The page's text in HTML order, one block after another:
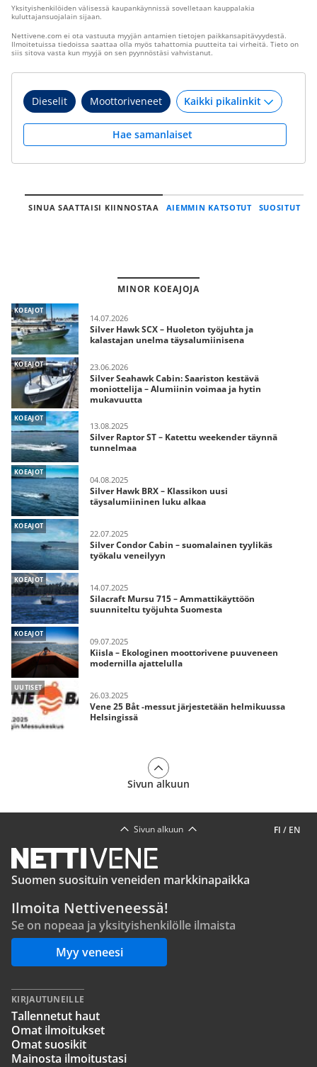
Yksityishenkilöiden välisessä kaupankäynnissä sovelletaan kauppalakia
kuluttajansuojalain sijaan.
Nettivene.com ei ota vastuuta myyjän antamien tietojen paikkansapitävyydestä.
Ilmoitetuissa tiedoissa saattaa olla myös tahattomia puutteita tai virheitä. Tieto on
siis sitova vasta kun myyjä on sen pyynnöstäsi vahvistanut.
Dieselit Moottoriveneet
Hae samanlaiset
SINUA SAATTAISI KIINNOSTAA AIEMMIN KATSOTUT SUOSITUT
MINOR KOEAJOJA
KOEAJOT
14.07.2026
Silver Hawk SCX – Huoleton työjuhta ja
kalastajan unelma täysalumiinisena
KOEAJOT 23.06.2026
Silver Seahawk Cabin: Saariston kestävä
moniottelija – Alumiinin voimaa ja hytin
mukavuutta
KOEAJOT
13.08.2025
Silver Raptor ST – Katettu weekender täynnä
tunnelmaa
KOEAJOT
04.08.2025
Silver Hawk BRX – Klassikon uusi
täysalumiininen luku alkaa
KOEAJOT
22.07.2025
Silver Condor Cabin – suomalainen tyylikäs
työkalu veneilyyn
KOEAJOT
14.07.2025
Silacraft Mursu 715 – Ammattikäyttöön
suunniteltu työjuhta Suomesta
KOEAJOT
09.07.2025
Kiisla – Ekologinen moottorivene puuveneen
modernilla ajattelulla
UUTISET
26.03.2025
Vene 25 Båt -messut järjestetään helmikuussa
Helsingissä
Sivun alkuun
FI / EN
Sivun alkuun
Suomen suosituin veneiden markkinapaikka
Ilmoita Nettiveneessä!
Se on nopeaa ja yksityishenkilölle ilmaista
Myy veneesi
KIRJAUTUNEILLE
Tallennetut haut
Omat ilmoitukset
Omat suosikit
Mainosta ilmoitustasi